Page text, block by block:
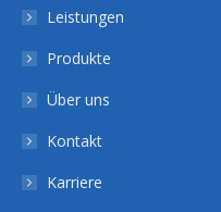
Leistungen
Produkte
Über uns
Kontakt
Karriere